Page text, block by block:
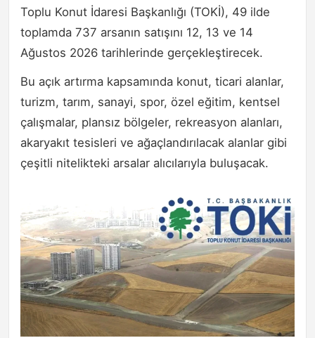
Toplu Konut İdaresi Başkanlığı (TOKİ), 49 ilde
toplamda 737 arsanın satışını 12, 13 ve 14
Ağustos 2026 tarihlerinde gerçekleştirecek.
Bu açık artırma kapsamında konut, ticari alanlar,
turizm, tarım, sanayi, spor, özel eğitim, kentsel
çalışmalar, plansız bölgeler, rekreasyon alanları,
akaryakıt tesisleri ve ağaçlandırılacak alanlar gibi
çeşitli nitelikteki arsalar alıcılarıyla buluşacak.